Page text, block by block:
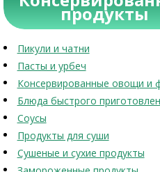
продукты
Пикули и чатни
Пасты и урбеч
Консервированные овощи и
Блюда быстрого
Соусы
Продукты для суши
Сушеные и сухие продукты